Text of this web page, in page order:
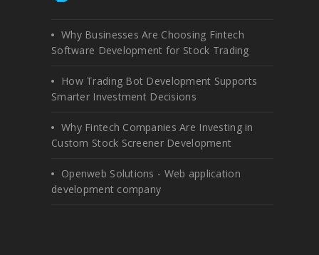
Why Businesses Are Choosing Fintech
Software Development for Stock Trading
How Trading Bot Development Supports
Smarter Investment Decisions
Why Fintech Companies Are Investing in
Custom Stock Screener Development
Openweb Solutions - Web application
development company